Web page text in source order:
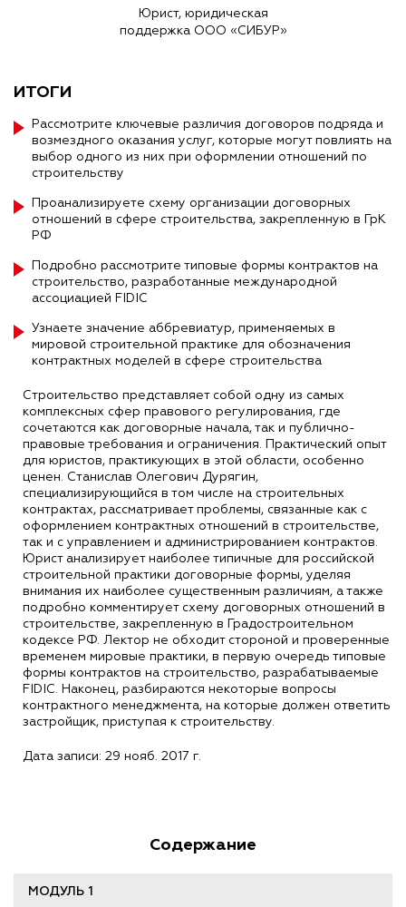
Юрист, юридическая
поддержка OOO «СИБУР»
ИТОГИ
Рассмотрите ключевые различия договоров подряда и
возмездного оказания услуг, которые могут повлиять на
выбор одного из них при оформлении отношений по
строительству
Проанализируете схему организации договорных
отношений в сфере строительства, закрепленную в ГрК
РФ
Подробно рассмотрите типовые формы контрактов на
строительство, разработанные международной
ассоциацией FIDIC
Узнаете значение аббревиатур, применяемых в
мировой строительной практике для обозначения
контрактных моделей в сфере строительства
Строительство представляет собой одну из самых
комплексных сфер правового регулирования, где
сочетаются как договорные начала, так и публично-
правовые требования и ограничения. Практический опыт
для юристов, практикующих в этой области, особенно
ценен. Станислав Олегович Дурягин,
специализирующийся в том числе на строительных
контрактах, рассматривает проблемы, связанные как с
оформлением контрактных отношений в строительстве,
так и с управлением и администрированием контрактов.
Юрист анализирует наиболее типичные для российской
строительной практики договорные формы, уделяя
внимания их наиболее существенным различиям, а также
подробно комментирует схему договорных отношений в
строительстве, закрепленную в Градостроительном
кодексе РФ. Лектор не обходит стороной и проверенные
временем мировые практики, в первую очередь типовые
формы контрактов на строительство, разрабатываемые
FIDIC. Наконец, разбираются некоторые вопросы
контрактного менеджмента, на которые должен ответить
застройщик, приступая к строительству.
Дата записи: 29 нояб. 2017 г.
Содержание
МОДУЛЬ 1